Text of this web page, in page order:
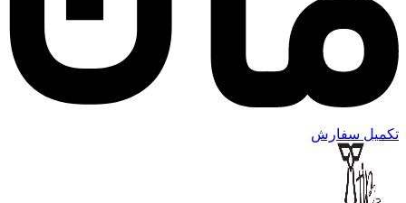
تکمیل سفارش